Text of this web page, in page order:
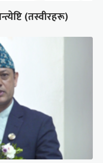
(तस्वीरहरू)